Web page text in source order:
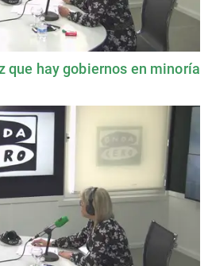
que hay gobiernos en minoría